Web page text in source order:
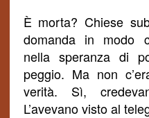
È morta? Chiese
domanda in modo
nella speranza di
peggio. Ma non
verità. Sì,
L’avevano visto al